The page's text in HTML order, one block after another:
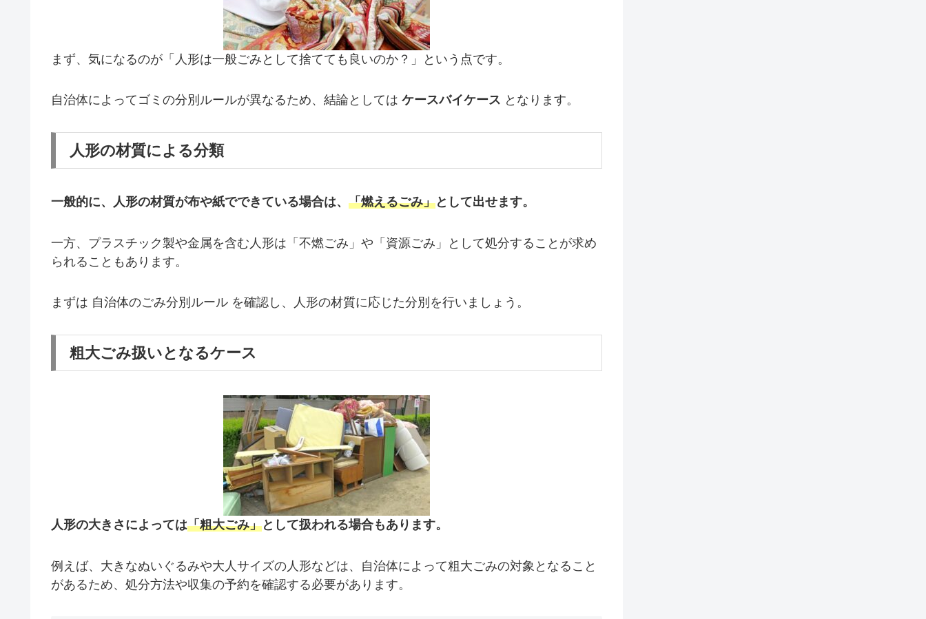
まず、気になるのが「人形は一般ごみとして捨てても良いのか？」という点です。
自治体によってゴミの分別ルールが異なるため、結論としては ケースバイケース となります。
人形の材質による分類
一般的に、人形の材質が布や紙でできている場合は、 「燃えるごみ」として出せます。
一方、プラスチック製や金属を含む人形は「不燃ごみ」や「資源ごみ」として処分することが求め
られることもあります。
まずは 自治体のごみ分別ルール を確認し、人形の材質に応じた分別を行いましょう。
粗大ごみ扱いとなるケース
人形の大きさによっては「粗大ごみ」として扱われる場合もあります。
例えば、大きなぬいぐるみや大人サイズの人形などは、自治体によって粗大ごみの対象となること
があるため、処分方法や収集の予約を確認する必要があります。